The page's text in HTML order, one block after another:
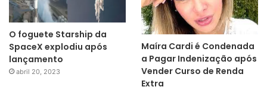
O foguete Starship da
SpaceX explodiu após
lançamento
abril 20, 2023
Maíra Cardi é Condenada
a Pagar Indenização após
Vender Curso de Renda
Extra